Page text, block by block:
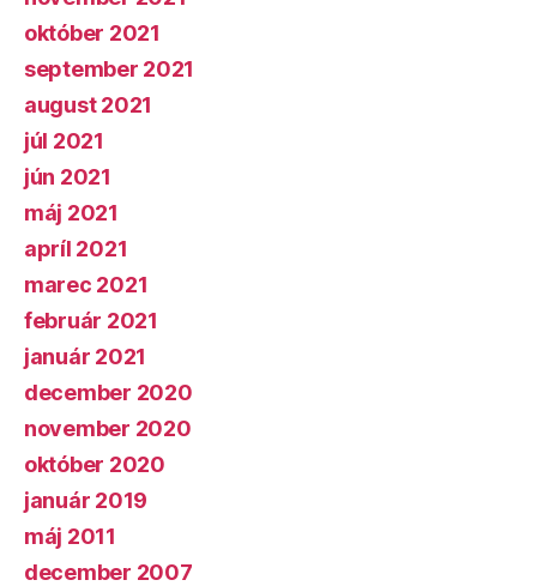
október 2021
september 2021
august 2021
júl 2021
jún 2021
máj 2021
apríl 2021
marec 2021
február 2021
január 2021
december 2020
november 2020
október 2020
január 2019
máj 2011
december 2007